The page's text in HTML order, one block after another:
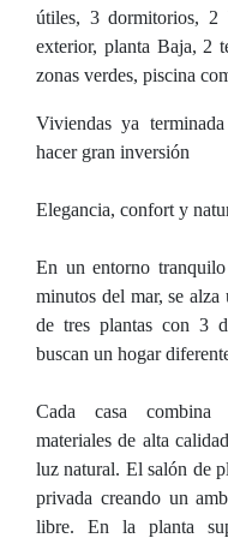
útiles, 3 dormitorios, 2
exterior, planta Baja, 2
zonas verdes, piscina
Viviendas ya
hacer gran inversión
Elegancia, confort y
En un entorno
minutos del mar, se
de tres plantas con 3
buscan un hogar
Cada casa combina
materiales de alta
luz natural. El salón de
privada creando un
libre. En la planta